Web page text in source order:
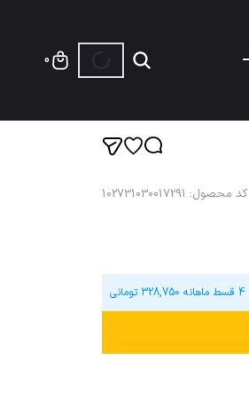
0
کد محصول:
102731030017291
4 قسط ماهانه 328,750 تومانی